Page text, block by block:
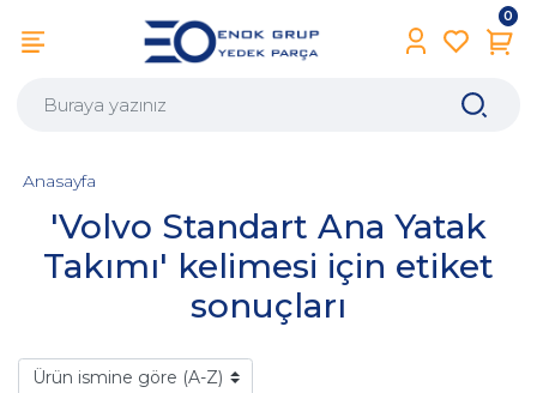
0
'Volvo Standart Ana Yatak
Takımı' kelimesi için etiket
sonuçları
Anasayfa